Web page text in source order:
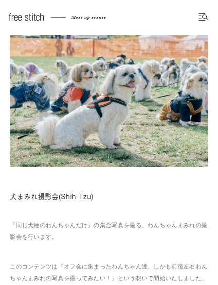
Meet up events
犬まみれ撮影会(Shih Tzu)
『同じ犬種のわんちゃんだけ』の集合写真を撮る、わんちゃんまみれの撮
影会を行います。
このコンテンツは『オフ会に集まったわんちゃん達、しかも前後左右わん
ちゃんまみれの写真を撮ってみたい！』という想いで開始いたしました。